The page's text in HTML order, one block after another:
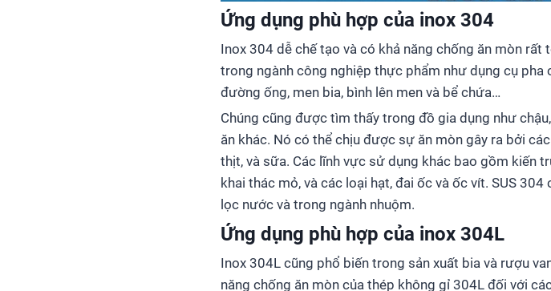
Ứng dụng phù hợp của inox 304
Inox 304 dễ chế tạo và có khả năng chống ăn mòn
trong ngành công nghiệp thực phẩm như dụng cụ
đường ống, men bia, bình lên men và bể chứa…
Chúng cũng được tìm thấy trong đồ gia dụng như
ăn khác. Nó có thể chịu được sự ăn mòn gây ra bởi
thịt, và sữa. Các lĩnh vực sử dụng khác bao gồm kiến
khai thác mỏ, và các loại hạt, đai ốc và ốc vít. SUS
lọc nước và trong ngành nhuộm.
Ứng dụng phù hợp của inox 304L
Inox 304L cũng phổ biến trong sản xuất bia và rượu
năng chống ăn mòn của thép không gỉ 304L đối với